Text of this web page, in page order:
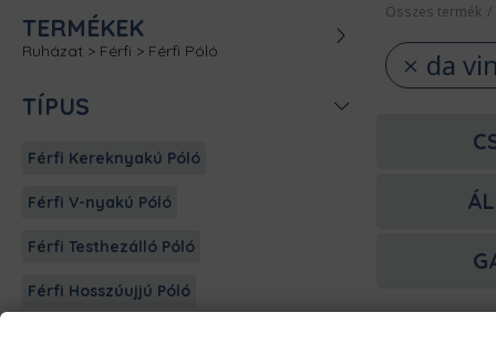
TERMÉKEK
Ruházat > Férfi > Férfi Póló
TÍPUS
Férfi Kereknyakú Póló
Férfi V-nyakú Póló
Férfi Testhezálló Póló
Férfi Hosszúujjú Póló
Összes termék /
da